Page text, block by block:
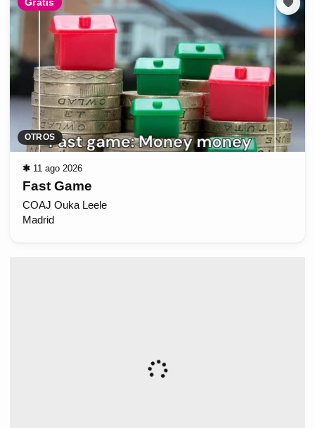
OTROS
✱ 11 ago 2026
Fast Game
COAJ Ouka Leele
Madrid